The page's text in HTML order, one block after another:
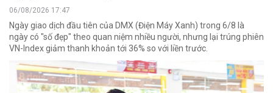
06/08/2026 17:47
Ngày giao dịch đầu tiên của DMX (Điện Máy Xanh) trong 6/8 là
ngày có "số đẹp" theo quan niệm nhiều người, nhưng lại trúng phiên
VN-Index giảm thanh khoản tới 36% so với liền trước.